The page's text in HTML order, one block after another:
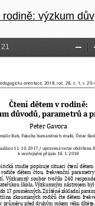
článku
důvodů, parametrů a praktik